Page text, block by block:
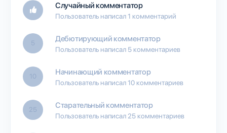
Случайный комментатор
Пользователь написал 1 комментарий
5 Дебютирующий комментатор
Пользователь написал 5 комментариев
10 Начинающий комментатор
Пользователь написал 10 комментариев
25 Старательный комментатор
Пользователь написал 25 комментариев